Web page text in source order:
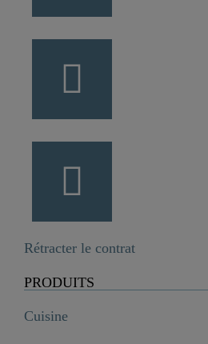
Rétracter le contrat
PRODUITS
Cuisine